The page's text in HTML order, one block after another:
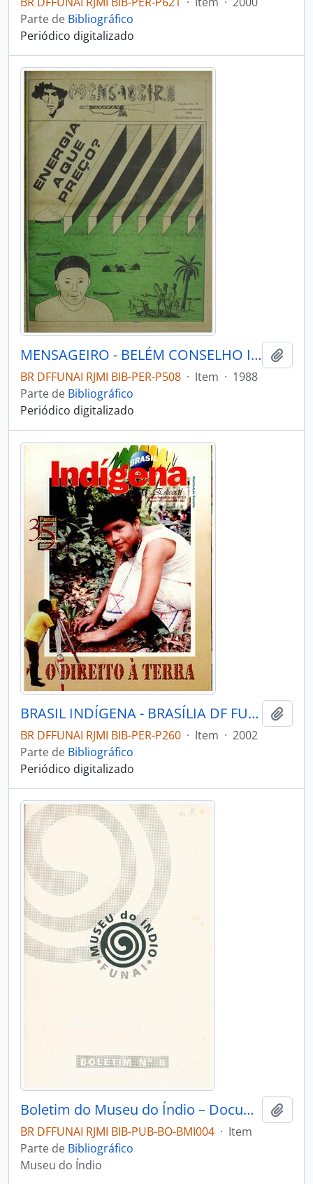
Parte de Bibliográfico
Periódico digitalizado
MENSAGEIRO - BELÉM CONSELHO INDIGENISTA MISSIONÁRIO - 1988 - Nº54
BR DFFUNAI RJMI BIB-PER-P508 · Item · 1988
Parte de Bibliográfico
Periódico digitalizado
BRASIL INDÍGENA - BRASÍLIA DF FUNDAÇÃO NACIONAL DO ÍNDIO - 2002 - Nº12
BR DFFUNAI RJMI BIB-PER-P260 · Item · 2002
Parte de Bibliográfico
Periódico digitalizado
Boletim do Museu do Índio – Documentação – Nº 8
BR DFFUNAI RJMI BIB-PUB-BO-BMI004 · Item
Parte de Bibliográfico
Museu do Índio